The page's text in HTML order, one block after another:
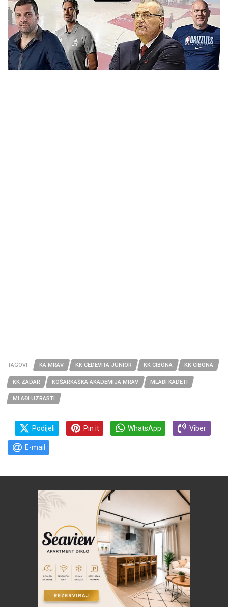
TAGOVI KA MRAV KK CEDEVITA JUNIOR KK CIBONA KK CIBONA
KK ZADAR KOŠARKAŠKA AKADEMIJA MRAV MLAĐI KADETI
MLAĐI UZRASTI
Podijeli Pin it WhatsApp Viber
E-mail